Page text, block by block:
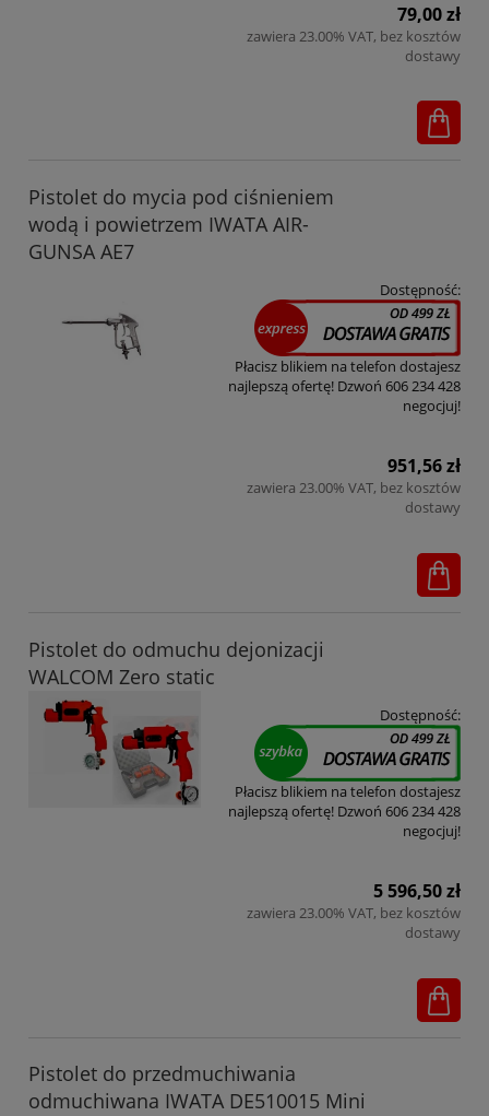
79,00 zł
zawiera 23.00% VAT, bez kosztów
dostawy
Pistolet do mycia pod ciśnieniem
wodą i powietrzem IWATA AIR-
GUNSA AE7
Dostępność:
Płacisz blikiem na telefon dostajesz
najlepszą ofertę! Dzwoń 606 234 428
negocjuj!
951,56 zł
zawiera 23.00% VAT, bez kosztów
dostawy
Pistolet do odmuchu dejonizacji
WALCOM Zero static
Dostępność:
Płacisz blikiem na telefon dostajesz
najlepszą ofertę! Dzwoń 606 234 428
negocjuj!
5 596,50 zł
zawiera 23.00% VAT, bez kosztów
dostawy
Pistolet do przedmuchiwania
odmuchiwana IWATA DE510015 Mini